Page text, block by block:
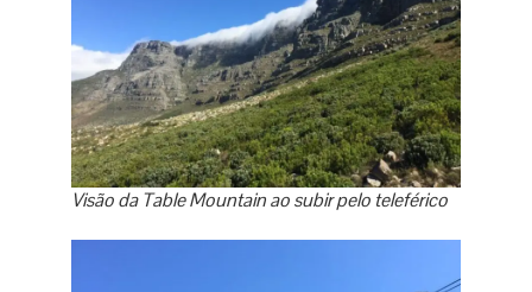
Visão da Table Mountain ao subir pelo teleférico